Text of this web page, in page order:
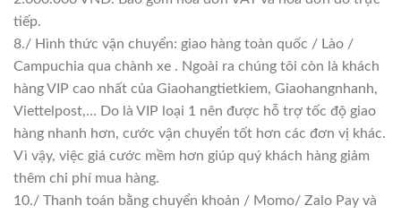
tiếp.
8./ Hình thức vận chuyển: giao hàng toàn quốc / Lào /
Campuchia qua chành xe . Ngoài ra chúng tôi còn là khách
hàng VIP cao nhất của Giaohangtietkiem, Giaohangnhanh,
Viettelpost,… Do là VIP loại 1 nên được hỗ trợ tốc độ giao
hàng nhanh hơn, cước vận chuyển tốt hơn các đơn vị khác.
Vì vậy, việc giá cước mềm hơn giúp quý khách hàng giảm
thêm chi phí mua hàng.
10./ Thanh toán bằng chuyển khoản / Momo/ Zalo Pay và